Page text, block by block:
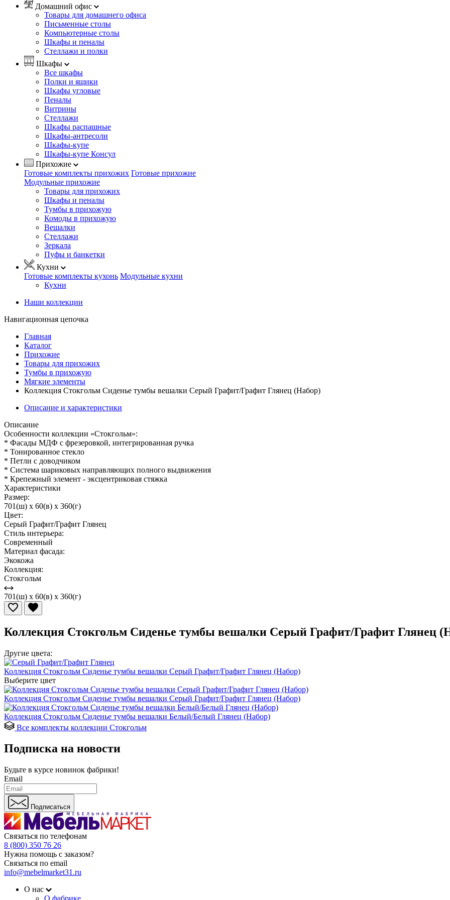
Домашний офис
Товары для домашнего офиса
Письменные столы
Компьютерные столы
Шкафы и пеналы
Стеллажи и полки
Шкафы
Все шкафы
Полки и ящики
Шкафы угловые
Пеналы
Витрины
Стеллажи
Шкафы распашные
Шкафы-антресоли
Шкафы-купе
Шкафы-купе Консул
Прихожие
Готовые комплекты прихожих Готовые прихожие
Модульные прихожие
Товары для прихожих
Шкафы и пеналы
Тумбы в прихожую
Комоды в прихожую
Вешалки
Стеллажи
Зеркала
Пуфы и банкетки
Кухни
Готовые комплекты кухонь Модульные кухни
Кухни
Наши коллекции
Навигационная цепочка
Главная
Каталог
Прихожие
Товары для прихожих
Тумбы в прихожую
Мягкие элементы
Коллекция Стокгольм Сиденье тумбы вешалки Серый Графит/Графит Глянец (Набор)
Описание и характеристики
Описание
Особенности коллекции «Стокгольм»:
* Фасады МДФ с фрезеровкой, интегрированная ручка
* Тонированное стекло
* Петли с доводчиком
* Система шариковых направляющих полного выдвижения
* Крепежный элемент - эксцентриковая стяжка
Характеристики
Размер:
701(ш) x 60(в) x 360(г)
Цвет:
Серый Графит/Графит Глянец
Стиль интерьера:
Современный
Материал фасада:
Экокожа
Коллекция:
Стокгольм
701(ш) x 60(в) x 360(г)
Коллекция Стокгольм Сиденье тумбы вешалки Серый Графит/Графит Глянец
Другие цвета:
Коллекция Стокгольм Сиденье тумбы вешалки Серый Графит/Графит Глянец (Набор)
Выберите цвет
Коллекция Стокгольм Сиденье тумбы вешалки Серый Графит/Графит Глянец (Набор)
Коллекция Стокгольм Сиденье тумбы вешалки Белый/Белый Глянец (Набор)
Все комплекты коллекции Стокгольм
Подписка на новости
Будьте в курсе новинок фабрики!
Email
Подписаться
Связаться по телефонам
8 (800) 350 76 26
Нужна помощь с заказом?
Связаться по email
info@mebelmarket31.ru
О нас